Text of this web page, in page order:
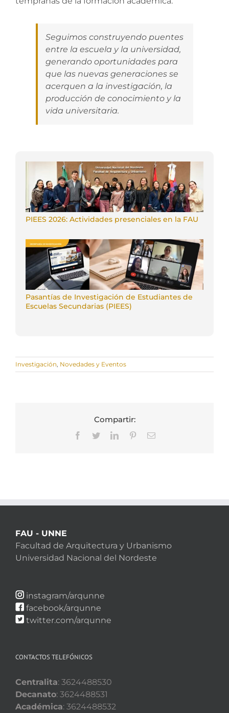
Seguimos construyendo puentes
entre la escuela y la universidad,
generando oportunidades para
que las nuevas generaciones se
acerquen a la investigación, la
producción de conocimiento y la
vida universitaria.
PIEES 2026: Actividades presenciales en la FAU
Pasantías de Investigación de Estudiantes de
Escuelas Secundarias (PIEES)
Investigación, Novedades y Eventos
Compartir:
Facebook
TwitterLinkedInPinterestCorreo
FAU - UNNE
Facultad de Arquitectura y Urbanismo
Universidad Nacional del Nordeste
instagram/arqunne
facebook/arqunne
twitter.com/arqunne
CONTACTOS TELEFÓNICOS
Centralita: 3624488530
Decanato: 3624488531
Académica: 3624488532